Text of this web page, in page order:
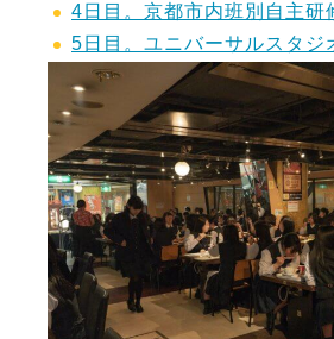
4日目。京都市内班別自主研
5日目。ユニバーサルスタジ